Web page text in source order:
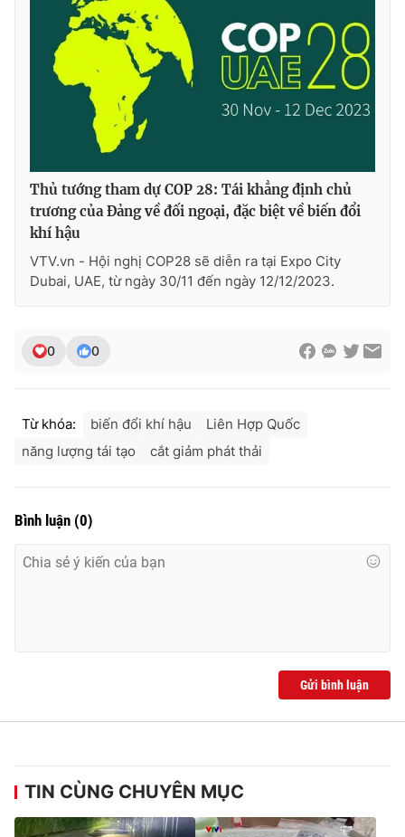
Thủ tướng tham dự COP 28: Tái khẳng định chủ
trương của Đảng về đối ngoại, đặc biệt về biến đổi
khí hậu
VTV.vn - Hội nghị COP28 sẽ diễn ra tại Expo City
Dubai, UAE, từ ngày 30/11 đến ngày 12/12/2023.
0 0
Từ khóa: biến đổi khí hậu
Liên Hợp Quốc
năng lượng tái tạo
cắt giảm phát thải
Bình luận (0)
Gửi bình luận
TIN CÙNG CHUYÊN MỤC